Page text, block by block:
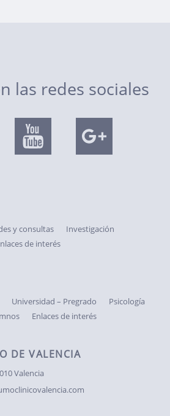
las redes sociales
DE VALENCIA
Valencia
y consultas
Investigación
de interés
Universidad – Pregrado
Psicología
Enlaces de interés